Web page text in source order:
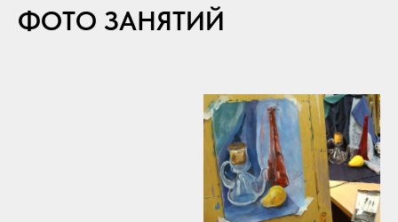
ФОТО ЗАНЯТИЙ